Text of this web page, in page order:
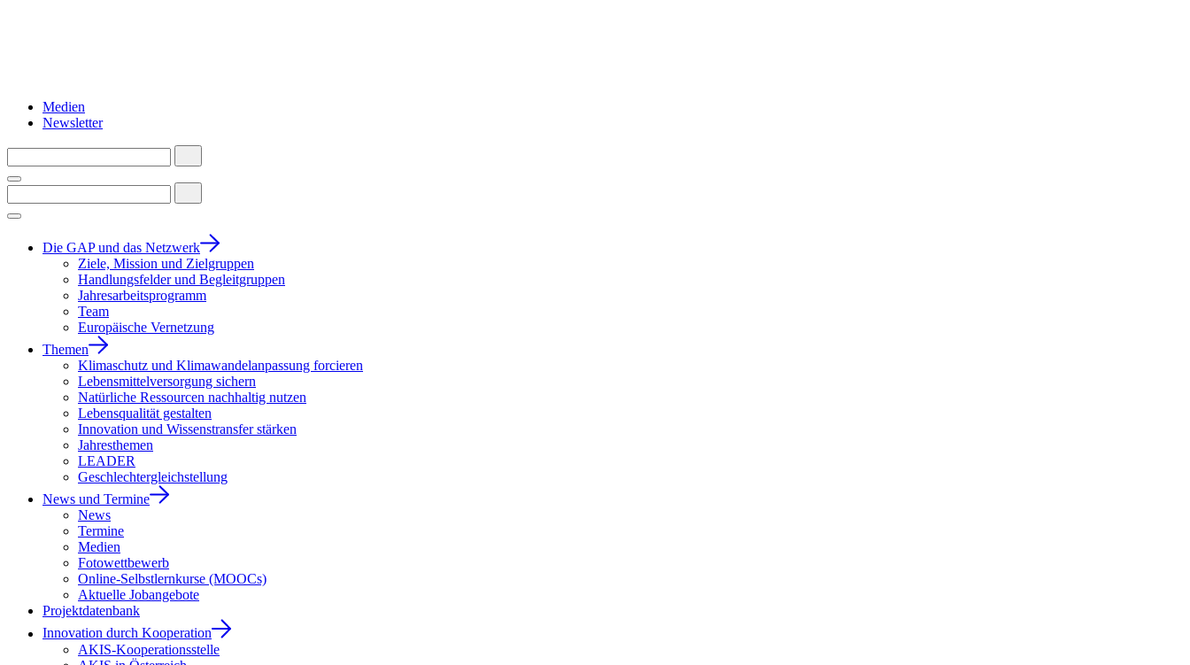
Medien
Newsletter
Die GAP und das Netzwerk
Ziele, Mission und Zielgruppen
Handlungsfelder und Begleitgruppen
Jahresarbeitsprogramm
Team
Europäische Vernetzung
Themen
Klimaschutz und Klimawandelanpassung forcieren
Lebensmittelversorgung sichern
Natürliche Ressourcen nachhaltig nutzen
Lebensqualität gestalten
Innovation und Wissenstransfer stärken
Jahresthemen
LEADER
Geschlechtergleichstellung
News und Termine
News
Termine
Medien
Fotowettbewerb
Online-Selbstlernkurse (MOOCs)
Aktuelle Jobangebote
Projektdatenbank
Innovation durch Kooperation
AKIS-Kooperationsstelle